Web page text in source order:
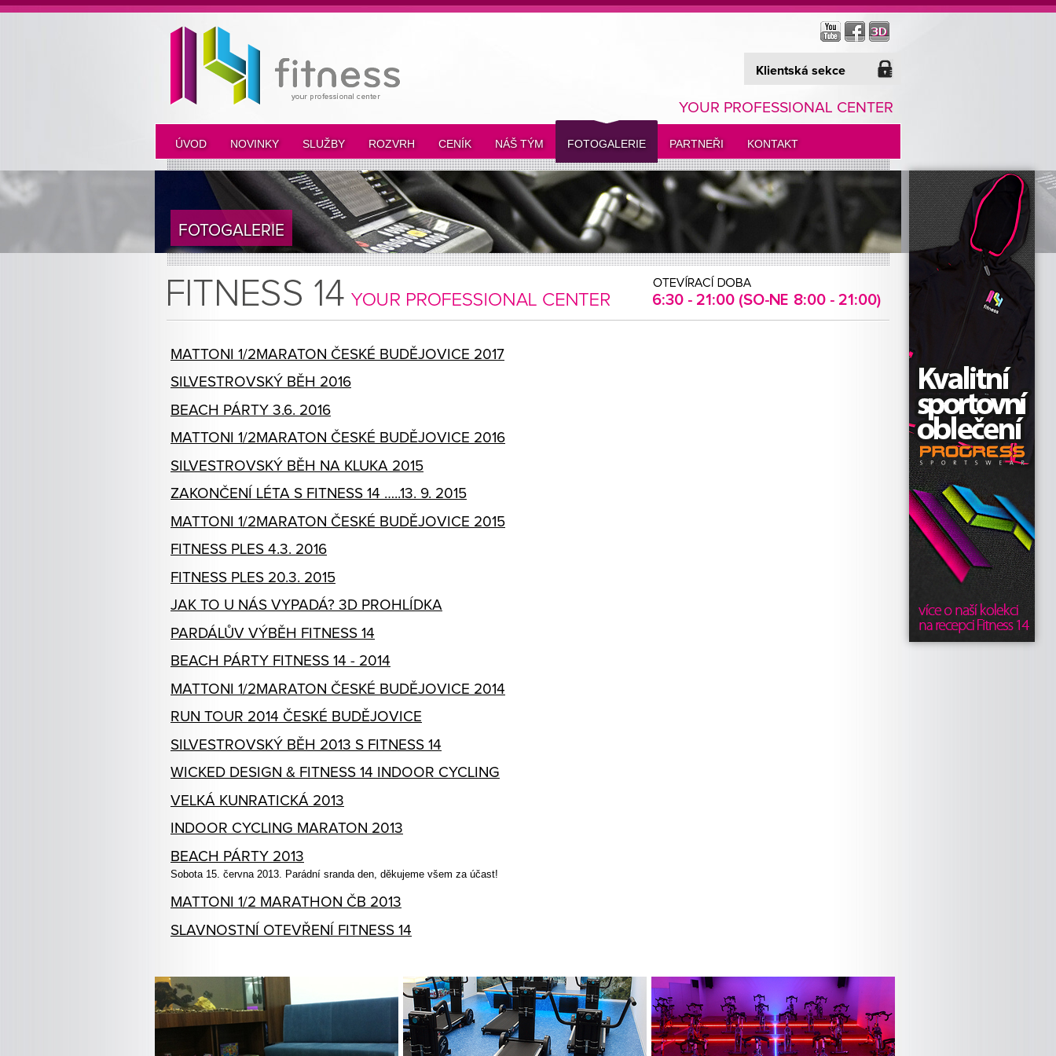
Klientská sekce
YOUR PROFESSIONAL CENTER
ÚVOD NOVINKY SLUŽBY ROZVRH CENÍK NÁŠ TÝM FOTOGALERIE PARTNEŘI KONTAKT
FOTOGALERIE
MATTONI 1/2MARATON ČESKÉ BUDĚJOVICE 2017
SILVESTROVSKÝ BĚH 2016
BEACH PÁRTY 3.6. 2016
MATTONI 1/2MARATON ČESKÉ BUDĚJOVICE 2016
SILVESTROVSKÝ BĚH NA KLUKA 2015
ZAKONČENÍ LÉTA S FITNESS 14 …..13. 9. 2015
MATTONI 1/2MARATON ČESKÉ BUDĚJOVICE 2015
FITNESS PLES 4.3. 2016
FITNESS PLES 20.3. 2015
JAK TO U NÁS VYPADÁ? 3D PROHLÍDKA
PARDÁLŮV VÝBĚH FITNESS 14
BEACH PÁRTY FITNESS 14 - 2014
MATTONI 1/2MARATON ČESKÉ BUDĚJOVICE 2014
RUN TOUR 2014 ČESKÉ BUDĚJOVICE
SILVESTROVSKÝ BĚH 2013 S FITNESS 14
WICKED DESIGN & FITNESS 14 INDOOR CYCLING
VELKÁ KUNRATICKÁ 2013
INDOOR CYCLING MARATON 2013
BEACH PÁRTY 2013
Sobota 15. června 2013. Parádní sranda den, děkujeme všem za účast!
MATTONI 1/2 MARATHON ČB 2013
SLAVNOSTNÍ OTEVŘENÍ FITNESS 14